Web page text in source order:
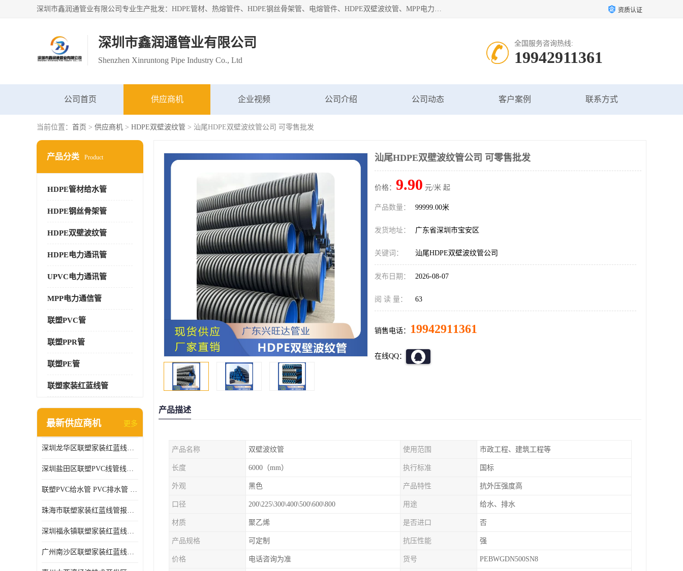
深圳市鑫润通管业有限公司专业生产批发：HDPE管材、热熔管件、HDPE钢丝骨架管、电熔管件、HDPE双壁波纹管、MPP电力管、井盖、PVC管材管件、PPR管材管件等；公司自创建以来，始终秉承“团结、务实、创新、守信”的服务宗旨，凭借专业的服务以及多年的勤奋拼搏，发展成为一家专业销售各种管材管件，绝缘电工套管及配件等系列产品的贸易公司。 资质认证
深圳市鑫润通管业有限公司
Shenzhen Xinruntong Pipe Industry Co., Ltd
全国服务咨询热线:
19942911361
公司首页 供应商机 企业视频 公司介绍 公司动态 客户案例 联系方式
当前位置： 首页 > 供应商机 > HDPE双壁波纹管 > 汕尾HDPE双壁波纹管公司 可零售批发
产品分类 Product
HDPE管材给水管
HDPE钢丝骨架管
HDPE双壁波纹管
HDPE电力通讯管
UPVC电力通讯管
MPP电力通信管
联塑PVC管
联塑PPR管
联塑PE管
联塑家装红蓝线管
最新供应商机 更多
深圳龙华区联塑家装红蓝线管报价单
深圳盐田区联塑PVC线管线槽厂商 可零售批发
联塑PVC给水管 PVC排水管 PVC线管线槽
珠海市联塑家装红蓝线管报价表 联塑水管供货商
深圳福永镇联塑家装红蓝线管价格 支持送货上门
广州南沙区联塑家装红蓝线管批发 库存充足
汕尾HDPE双壁波纹管公司 可零售批发
价格： 9.90 元/米 起
产品数量： 99999.00米
发货地址： 广东省深圳市宝安区
关键词： 汕尾HDPE双壁波纹管公司
发布日期： 2026-08-07
阅 读 量： 63
销售电话： 19942911361
在线QQ：
产品描述
产品名称 双壁波纹管 使用范围 市政工程、建筑工程等
长度 6000（mm） 执行标准 国标
外观 黑色 产品特性 抗外压强度高
口径 200\225\300\400\500\600\800 用途 给水、排水
材质 聚乙烯 是否进口 否
产品规格 可定制 抗压性能 强
价格 电话咨询为准 货号 PEBWGDN500SN8